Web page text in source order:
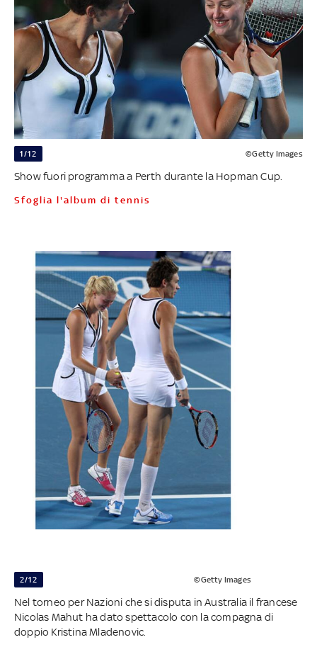
1/12 ©Getty Images
Show fuori programma a Perth durante la Hopman Cup.
Sfoglia l'album di tennis
2/12 ©Getty Images
Nel torneo per Nazioni che si disputa in Australia il francese
Nicolas Mahut ha dato spettacolo con la compagna di
doppio Kristina Mladenovic.